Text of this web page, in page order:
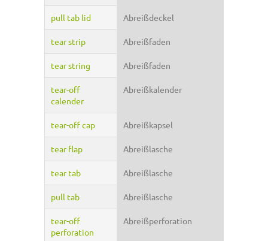
pull tab lid Abreißdeckel
tear strip Abreißfaden
tear string Abreißfaden
tear-off
calender
Abreißkalender
tear-off cap Abreißkapsel
tear flap Abreißlasche
tear tab Abreißlasche
pull tab Abreißlasche
tear-off
perforation
Abreißperforation